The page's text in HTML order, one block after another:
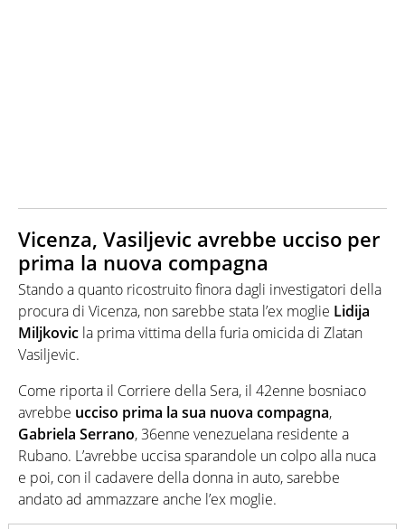
Vicenza, Vasiljevic avrebbe ucciso per
prima la nuova compagna
Stando a quanto ricostruito finora dagli investigatori della
procura di Vicenza, non sarebbe stata l’ex moglie Lidija
Miljkovic la prima vittima della furia omicida di Zlatan
Vasiljevic.
Come riporta il Corriere della Sera, il 42enne bosniaco
avrebbe ucciso prima la sua nuova compagna,
Gabriela Serrano, 36enne venezuelana residente a
Rubano. L’avrebbe uccisa sparandole un colpo alla nuca
e poi, con il cadavere della donna in auto, sarebbe
andato ad ammazzare anche l’ex moglie.